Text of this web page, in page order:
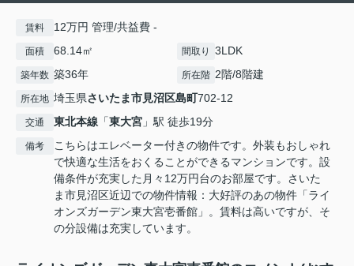
賃料 12万円 管理/共益費 -
面積 68.14㎡ 間取り 3LDK
築年数 築36年 所在階 2階/8階建
所在地 埼玉県さいたま市見沼区島町702-12
交通 東北本線 「東大宮 」駅 徒歩19分
備考
こちらはエレベーター付きの物件です。外装もおしゃれ
で快適な生活をおくることができるマンションです。設
備条件が充実した月々12万円台のお部屋です。さいた
ま市見沼区近辺での物件情報：大好評のあの物件「ライ
オンズガーデン東大宮壱番館」。賃料は高いですが、そ
の分設備は充実しています。